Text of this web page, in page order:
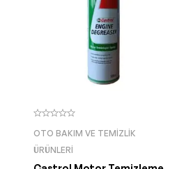
OTO BAKIM VE TEMIZLIK
ÜRÜNLERI